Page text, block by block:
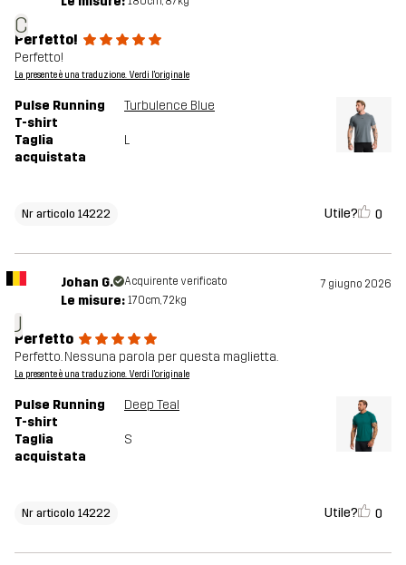
C
Perfetto!
Perfetto!
La presente è una traduzione. Verdi l'originale
Pulse Running
T-shirt
Turbulence Blue
Taglia
acquistata
L
Nr articolo 14222 Utile? 0
J
Johan G. Acquirente verificato 7 giugno 2026
Le misure: 170cm, 72kg
Perfetto
Perfetto. Nessuna parola per questa maglietta.
La presente è una traduzione. Verdi l'originale
Pulse Running
T-shirt
Deep Teal
Taglia
acquistata
S
Nr articolo 14222 Utile? 0